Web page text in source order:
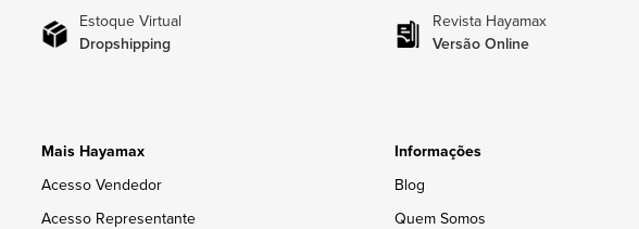
Estoque Virtual
Dropshipping
Revista Hayamax
Versão Online
Mais Hayamax
Acesso Vendedor
Acesso Representante
Informações
Blog
Quem Somos